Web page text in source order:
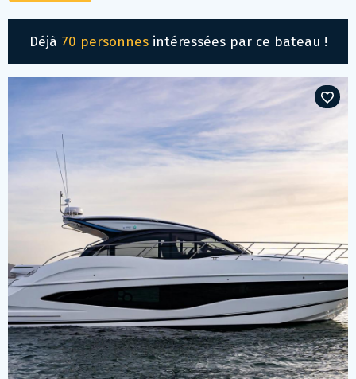
Déjà 70 personnesintéressées par ce bateau !